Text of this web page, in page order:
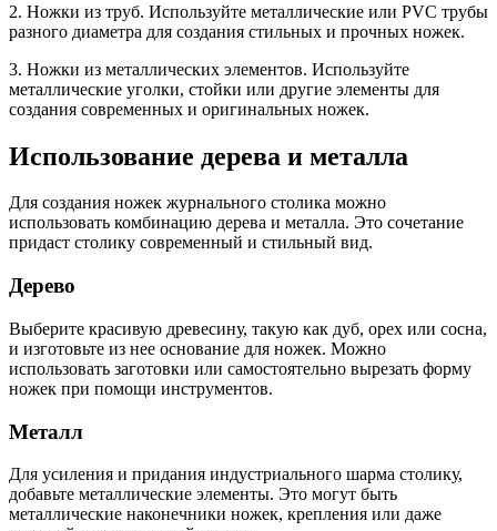
2. Ножки из труб. Используйте металлические или PVC трубы
разного диаметра для создания стильных и прочных ножек.
3. Ножки из металлических элементов. Используйте
металлические уголки, стойки или другие элементы для
создания современных и оригинальных ножек.
Использование дерева и металла
Для создания ножек журнального столика можно
использовать комбинацию дерева и металла. Это сочетание
придаст столику современный и стильный вид.
Дерево
Выберите красивую древесину, такую как дуб, орех или сосна,
и изготовьте из нее основание для ножек. Можно
использовать заготовки или самостоятельно вырезать форму
ножек при помощи инструментов.
Металл
Для усиления и придания индустриального шарма столику,
добавьте металлические элементы. Это могут быть
металлические наконечники ножек, крепления или даже